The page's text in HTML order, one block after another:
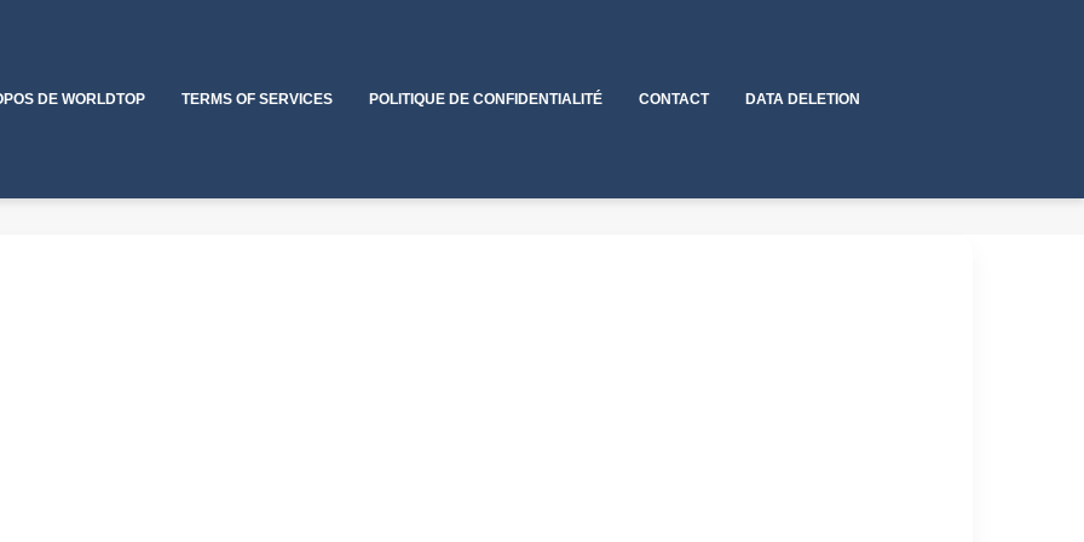
DE WORLDTOP TERMS OF SERVICES POLITIQUE DE CONFIDENTIALITÉ CONTACT DATA DELETION